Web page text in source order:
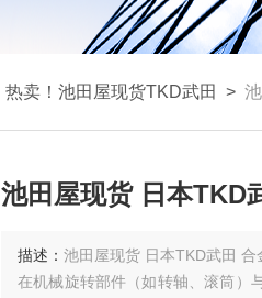
热卖！池田屋现货TKD武田 >
池田屋现货 日本TKD
描述：池田屋现货 日本TKD武田 合
在机械旋转部件（如转轴、滚筒）